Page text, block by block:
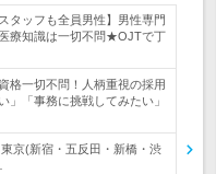
タッフも全員男性】男性専門
療知識は一切不問★OJTで丁
格一切不問！人柄重視の採用
「事務に挑戦してみたい」
京(新宿・五反田・新橋・渋